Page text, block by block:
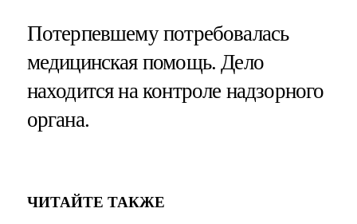
Потерпевшему потребовалась
медицинская помощь. Дело
находится на контроле надзорного
органа.
ЧИТАЙТЕ ТАКЖЕ